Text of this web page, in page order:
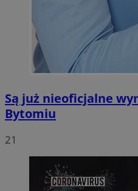
Są już nieoficjalne
Bytomiu
21